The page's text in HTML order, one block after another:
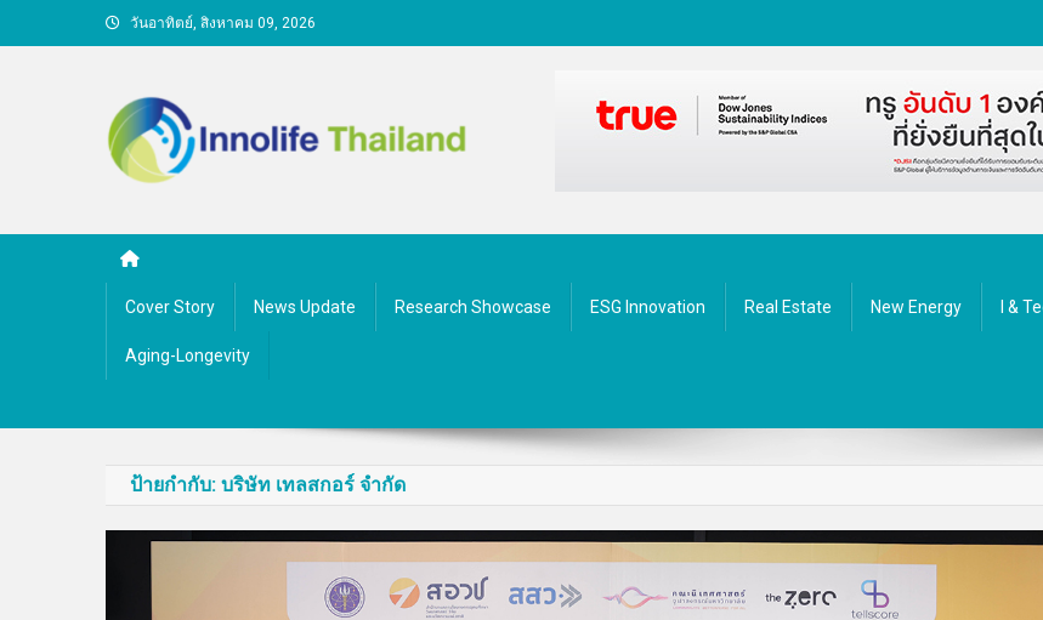
to
วันอาทิตย์, สิงหาคม 09, 2026
Cover Story News Update Research Showcase ESG Innovation Real Estate New Energy I &
Aging-Longevity
ป้ายกำกับ: บริษัท เทลสกอร์ จำกัด